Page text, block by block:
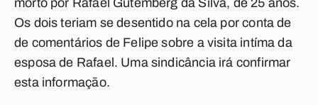
morto por Rafael Gutemberg da Silva, de 25 anos.
Os dois teriam se desentido na cela por conta de
de comentários de Felipe sobre a visita intíma da
esposa de Rafael. Uma sindicância irá confirmar
esta informação.